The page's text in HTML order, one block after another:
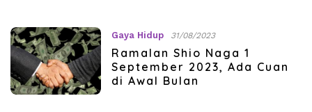
Gaya Hidup 31/08/2023
Ramalan Shio Naga 1
September 2023, Ada Cuan
di Awal Bulan